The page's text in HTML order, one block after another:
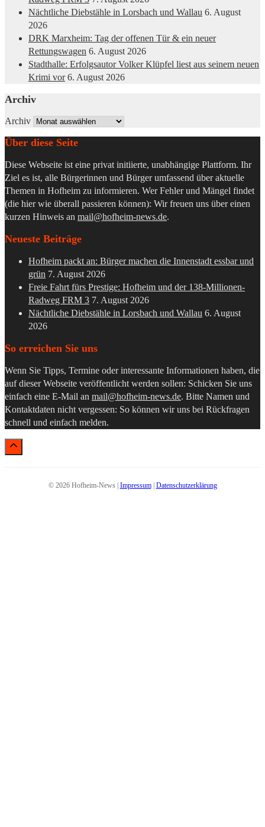
Nächtliche Diebstähle in Lorsbach und Wallau 6. August
2026
DRK Marxheim: Tag der offenen Tür & ein neuer
Rettungswagen 6. August 2026
Stadthalle: Erfolgsautor Volker Klüpfel liest aus seinem neuen
Krimi vor 6. August 2026
Archiv
Archiv
Über diese Seite
Diese Webseite ist eine privat initiierte, unabhängige Plattform. Ihr
Ziel es ist, alle Bürgerinnen und Bürger umfassend über aktuelle
Themen in Hofheim zu informieren. Wer Fehler und Mängel findet
(die hier wie überall passieren können): Wir freuen uns über einen
kurzen Hinweis an mail@hofheim-news.de.
Neueste Beiträge
Hofheim packt an: Bürger machen die Innenstadt essbar und
grün 7. August 2026
Freie Fahrt fürs Prestige: Hofheim und der 138-Millionen-
Radweg FRM 3 7. August 2026
Nächtliche Diebstähle in Lorsbach und Wallau 6. August
2026
So erreichen Sie uns
Wenn Sie Tipps, Termine oder interessante Informationen haben, die
auf dieser Webseite veröffentlicht werden sollen: Schicken Sie uns
einfach eine E-Mail an mail@hofheim-news.de. Bitte Namen und
Kontaktdaten nicht vergessen: So können wir uns bei Rückfragen
schnell und einfach melden.
© 2026 Hofheim-News | Impressum| Datenschutzerklärung